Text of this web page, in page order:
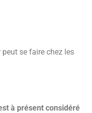
à présent considéré